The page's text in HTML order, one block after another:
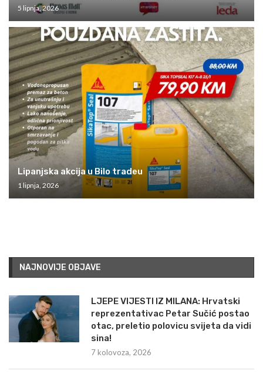
5 lipnja, 2026
Lipanjska akcija u Bilo tradeu
1 lipnja, 2026
NAJNOVIJE OBJAVE
LJEPE VIJESTI IZ MILANA: Hrvatski
reprezentativac Petar Sučić postao
otac, preletio polovicu svijeta da vidi
sina!
7 kolovoza, 2026